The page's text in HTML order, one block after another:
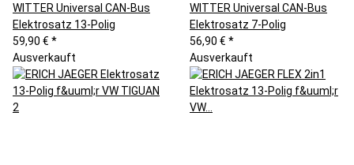
WITTER Universal CAN-Bus
Elektrosatz 13-Polig
59,90 € *
WITTER Universal CAN-Bus
Elektrosatz 7-Polig
56,90 € *
Ausverkauft
Ausverkauft